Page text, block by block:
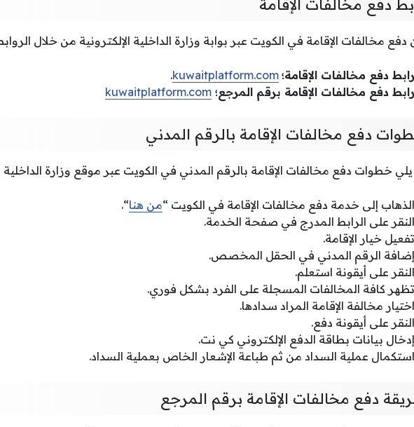
دفع مخالفات الإقامة
مخالفات الإقامة في الكويت عبر بوابة وزارة الداخلية الإلكترونية من خلال الروابط
رابط دفع مخالفات الإقامة؛ kuwaitplatform.com
.
رابط دفع مخالفات الإقامة برقم المرجع؛ kuwaitplatform.com
دفع مخالفات الإقامة بالرقم المدني
يلي خطوات دفع مخالفات الإقامة بالرقم المدني في الكويت عبر موقع وزارة الداخلية
الذهاب إلى خدمة دفع مخالفات الإقامة في الكويت “من هنا“.
النقر على الرابط المدرج في صفحة الخدمة.
تفعيل خيار الإقامة.
إضافة الرقم المدني في الحقل المخصص.
النقر على أيقونة استعلم.
تظهر كافة المخالفات المسجلة على الفرد بشكل فوري.
اختيار مخالفة الإقامة المراد سدادها.
النقر على أيقونة دفع.
إدخال بيانات بطاقة الدفع الإلكتروني كي نت.
استكمال عملية السداد من ثم طباعة الإشعار الخاص بعملية السداد.
دفع مخالفات الإقامة برقم المرجع